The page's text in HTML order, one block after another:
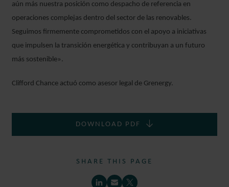
aún más nuestra posición como despacho de referencia en
operaciones complejas dentro del sector de las renovables.
Seguimos firmemente comprometidos con el apoyo a iniciativas
que impulsen la transición energética y contribuyan a un futuro
más sostenible».
Clifford Chance actuó como asesor legal de Grenergy.
DOWNLOAD PDF
SHARE THIS PAGE